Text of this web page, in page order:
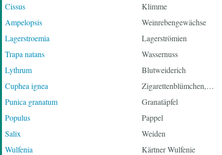
Cissus
Klimme
Ampelopsis
Weinrebengewächse
Lagerstroemia
Lagerströmien
Trapa natans
Wassernuss
Lythrum
Blutweiderich
Cuphea ignea
Zigarettenblümchen,…
Punica granatum
Granatäpfel
Populus
Pappel
Salix
Weiden
Wulfenia
Kärtner Wulfenie